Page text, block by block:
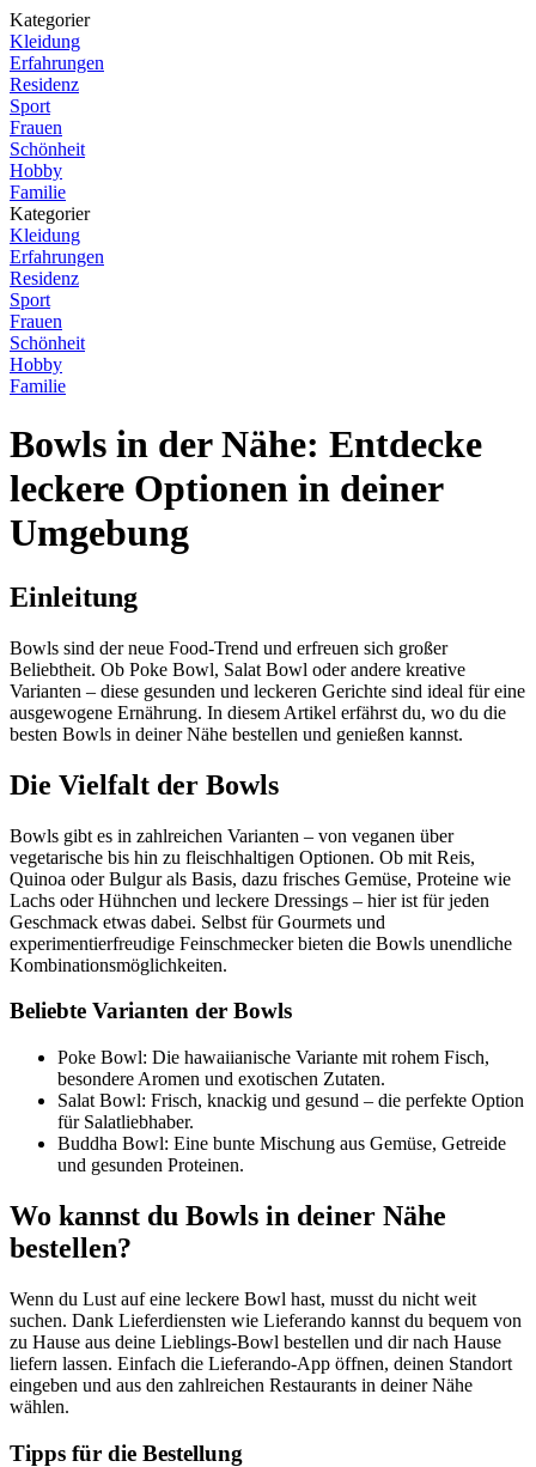
Kategorier
Kleidung
Erfahrungen
Residenz
Sport
Frauen
Schönheit
Hobby
Familie
Kategorier
Kleidung
Erfahrungen
Residenz
Sport
Frauen
Schönheit
Hobby
Familie
Bowls in der Nähe: Entdecke
leckere Optionen in deiner
Umgebung
Einleitung
Bowls sind der neue Food-Trend und erfreuen sich großer
Beliebtheit. Ob Poke Bowl, Salat Bowl oder andere kreative
Varianten – diese gesunden und leckeren Gerichte sind ideal für eine
ausgewogene Ernährung. In diesem Artikel erfährst du, wo du die
besten Bowls in deiner Nähe bestellen und genießen kannst.
Die Vielfalt der Bowls
Bowls gibt es in zahlreichen Varianten – von veganen über
vegetarische bis hin zu fleischhaltigen Optionen. Ob mit Reis,
Quinoa oder Bulgur als Basis, dazu frisches Gemüse, Proteine wie
Lachs oder Hühnchen und leckere Dressings – hier ist für jeden
Geschmack etwas dabei. Selbst für Gourmets und
experimentierfreudige Feinschmecker bieten die Bowls unendliche
Kombinationsmöglichkeiten.
Beliebte Varianten der Bowls
Poke Bowl: Die hawaiianische Variante mit rohem Fisch,
besondere Aromen und exotischen Zutaten.
Salat Bowl: Frisch, knackig und gesund – die perfekte Option
für Salatliebhaber.
Buddha Bowl: Eine bunte Mischung aus Gemüse, Getreide
und gesunden Proteinen.
Wo kannst du Bowls in deiner Nähe
bestellen?
Wenn du Lust auf eine leckere Bowl hast, musst du nicht weit
suchen. Dank Lieferdiensten wie Lieferando kannst du bequem von
zu Hause aus deine Lieblings-Bowl bestellen und dir nach Hause
liefern lassen. Einfach die Lieferando-App öffnen, deinen Standort
eingeben und aus den zahlreichen Restaurants in deiner Nähe
wählen.
Tipps für die Bestellung